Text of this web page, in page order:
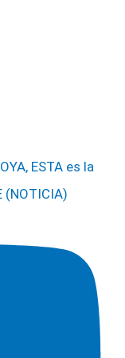
ESTA es la
(NOTICIA)